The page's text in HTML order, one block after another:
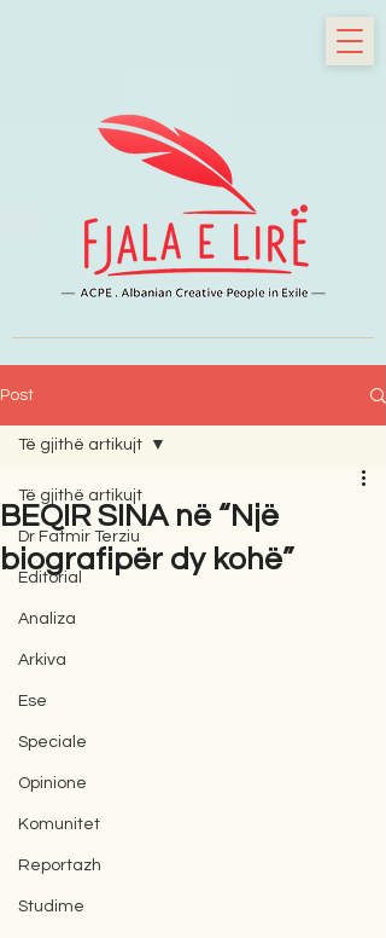
Post
Të gjithë artikujt
Dr Fatmir Terziu
Editorial
Analiza
Arkiva
Ese
Speciale
Opinione
Komunitet
Reportazh
Studime
Të gjithë artikujt
BEQIR SINA në “Një
biografipër dy kohë”